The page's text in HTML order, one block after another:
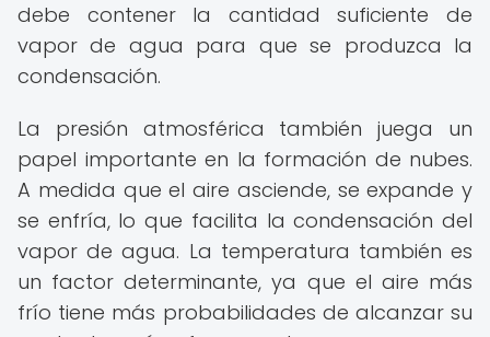
debe contener la cantidad suficiente de
vapor de agua para que se produzca la
condensación.
La presión atmosférica también juega un
papel importante en la formación de nubes.
A medida que el aire asciende, se expande y
se enfría, lo que facilita la condensación del
vapor de agua. La temperatura también es
un factor determinante, ya que el aire más
frío tiene más probabilidades de alcanzar su